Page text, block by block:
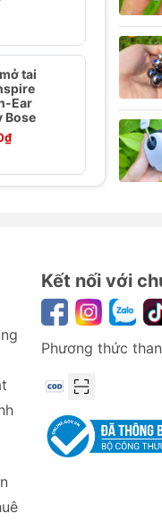
thiểu độ
nhẹ.
động.
tai
Ear
Bose
- 40%
Kết nối với
Phương thức